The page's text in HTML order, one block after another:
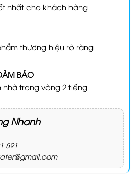
nhất cho khách hàng
thương hiệu rõ ràng
BẢO
trong vòng 2 tiếng
Nhanh
591